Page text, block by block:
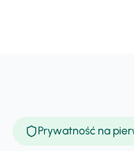
Prywatność na